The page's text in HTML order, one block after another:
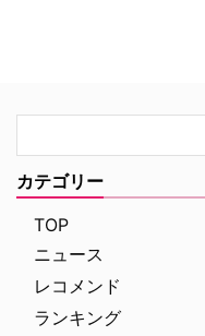
カテゴリー
TOP
ニュース
レコメンド
ランキング